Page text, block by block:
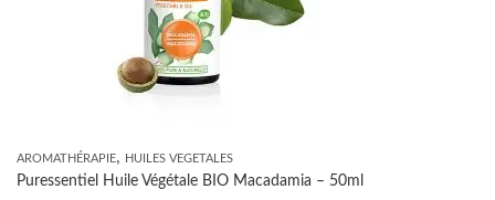
AROMATHÉRAPIE, HUILES VEGETALES
Puressentiel Huile Végétale BIO Macadamia – 50ml